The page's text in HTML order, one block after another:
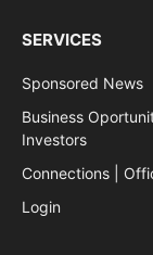
SERVICES
Sponsored News
Business
Investors
Connections |
Login